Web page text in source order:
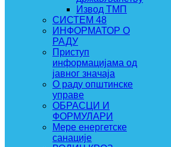
Извод ТМП
СИСТЕМ 48
ИНФОРМАТОР О
РАДУ
Приступ
информацијама од
јавног значаја
О раду општинске
управе
ОБРАСЦИ И
ФОРМУЛАРИ
Мере енергетске
санације